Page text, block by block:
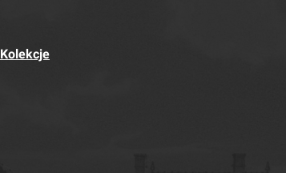
Kolekcje